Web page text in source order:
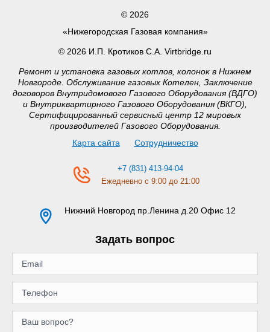
© 2026
«Нижегородская Газовая компания»
© 2026 И.П. Кротиков С.А. Virtbridge.ru
Ремонт и установка газовых котлов, колонок в Нижнем
Новгороде. Обслуживание газовых Котелен, Заключение
договоров Внутридомового Газового Оборудования (ВДГО)
и Внутриквартирного Газового Оборудования (ВКГО),
Сертифицированный сервисный центр 12 мировых
производителей Газового Оборудования.
Карта сайта
Сотрудничество
+7 (831) 413-94-04
Ежедневно с 9:00 до 21:00
Нижний Новгород пр.Ленина д.20 Офис 12
Задать вопрос